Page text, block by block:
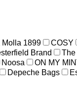
Molla 1899 COSY
Brand The
Noosa ON MY
Depeche Bags